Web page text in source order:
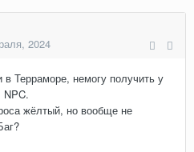
2024
Терраморе, немогу получить у
NPC.
жёлтый, но вообще не